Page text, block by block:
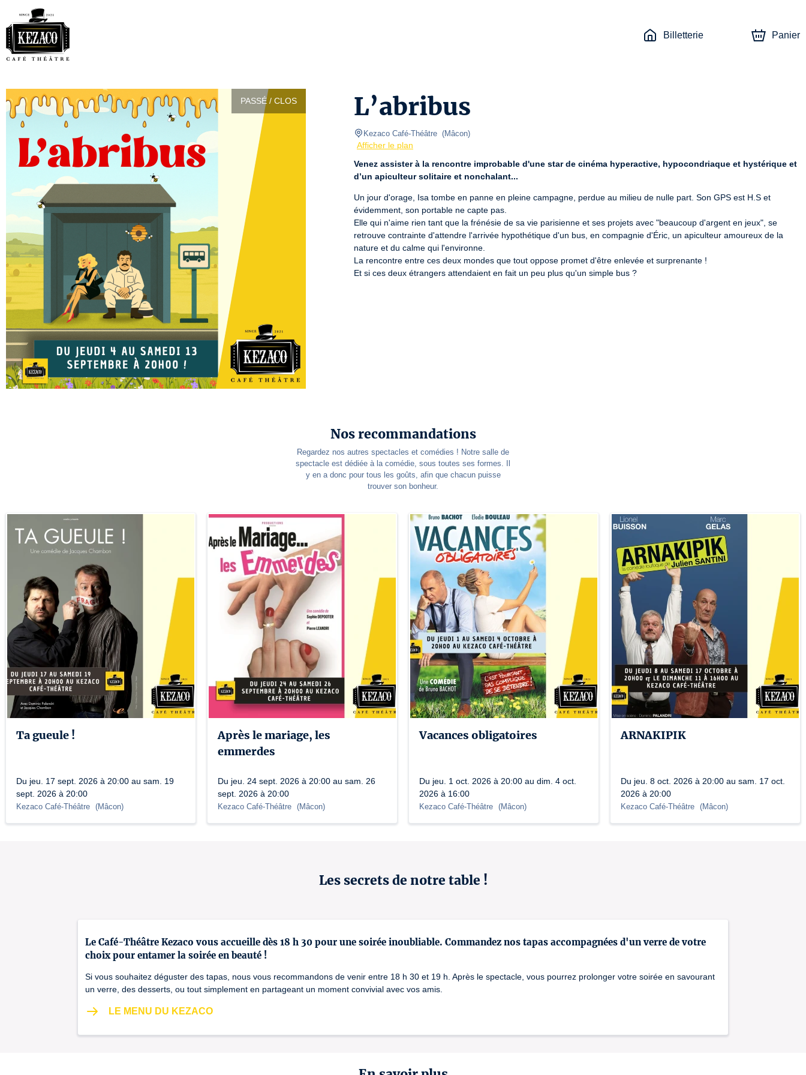
Billetterie Panier
PASSÉ / CLOS L’abribus
Kezaco Café-Théâtre (Mâcon)
Afficher le plan
Venez assister à la rencontre improbable d'une star de cinéma hyperactive, hypocondriaque et hystérique et
d’un apiculteur solitaire et nonchalant...
Un jour d'orage, Isa tombe en panne en pleine campagne, perdue au milieu de nulle part. Son GPS est H.S et
évidemment, son portable ne capte pas.
Elle qui n'aime rien tant que la frénésie de sa vie parisienne et ses projets avec "beaucoup d'argent en jeux", se
retrouve contrainte d'attendre l'arrivée hypothétique d'un bus, en compagnie d'Éric, un apiculteur amoureux de la
nature et du calme qui l'environne.
La rencontre entre ces deux mondes que tout oppose promet d'être enlevée et surprenante !
Et si ces deux étrangers attendaient en fait un peu plus qu'un simple bus ?
Nos recommandations
Regardez nos autres spectacles et comédies ! Notre salle de
spectacle est dédiée à la comédie, sous toutes ses formes. Il
y en a donc pour tous les goûts, afin que chacun puisse
trouver son bonheur.
Ta gueule !
Du jeu. 17 sept. 2026 à 20:00 au sam. 19
sept. 2026 à 20:00
Kezaco Café-Théâtre (Mâcon)
Après le mariage, les
emmerdes
Du jeu. 24 sept. 2026 à 20:00 au sam. 26
sept. 2026 à 20:00
Kezaco Café-Théâtre (Mâcon)
Vacances obligatoires
Du jeu. 1 oct. 2026 à 20:00 au dim. 4 oct.
2026 à 16:00
Kezaco Café-Théâtre (Mâcon)
ARNAKIPIK
Du jeu. 8 oct. 2026 à 20:00 au sam. 17 oct.
2026 à 20:00
Kezaco Café-Théâtre (Mâcon)
Les secrets de notre table !
Le Café-Théâtre Kezaco vous accueille dès 18 h 30 pour une soirée inoubliable. Commandez nos tapas accompagnées d'un verre de votre
choix pour entamer la soirée en beauté !
Si vous souhaitez déguster des tapas, nous vous recommandons de venir entre 18 h 30 et 19 h. Après le spectacle, vous pourrez prolonger votre soirée en savourant
un verre, des desserts, ou tout simplement en partageant un moment convivial avec vos amis.
LE MENU DU KEZACO